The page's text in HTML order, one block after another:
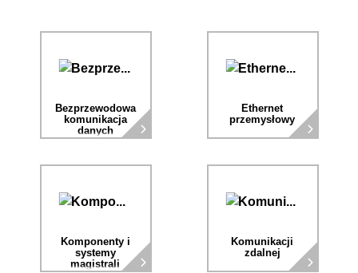
Bezprzewodowa
komunikacja
danych
Ethernet
przemysłowy
Komponenty i
systemy
magistrali
Komunikacji
zdalnej